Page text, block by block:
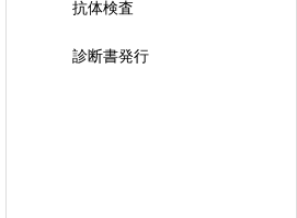
抗体検査
診断書発行